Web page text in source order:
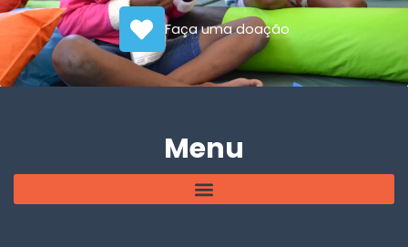
Faça uma doação
Menu